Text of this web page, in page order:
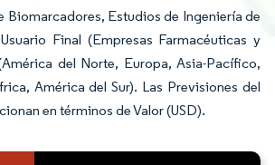
Biomarcadores, Estudios de Ingeniería de
Final (Empresas Farmacéuticas y
del Norte, Europa, Asia-Pacífico,
América del Sur). Las Previsiones del
en términos de Valor (USD).